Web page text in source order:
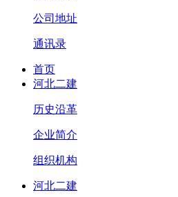
公司地址
通讯录
首页
河北二建
历史沿革
企业简介
组织机构
河北二建